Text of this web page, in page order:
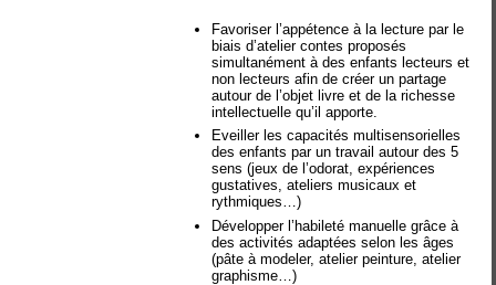
Favoriser l’appétence à la lecture par le
biais d’atelier contes proposés
simultanément à des enfants lecteurs et
non lecteurs afin de créer un partage
autour de l’objet livre et de la richesse
intellectuelle qu’il apporte.
Eveiller les capacités multisensorielles
des enfants par un travail autour des 5
sens (jeux de l’odorat, expériences
gustatives, ateliers musicaux et
rythmiques…)
Développer l’habileté manuelle grâce à
des activités adaptées selon les âges
(pâte à modeler, atelier peinture, atelier
graphisme…)